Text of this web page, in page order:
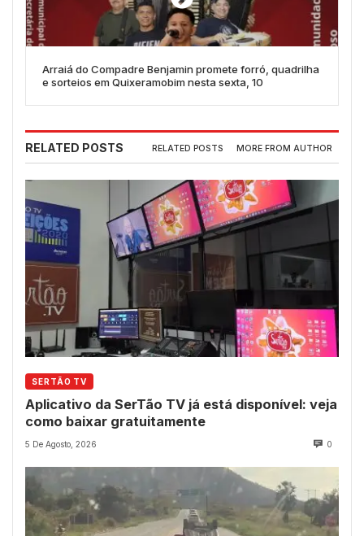
Arraiá do Compadre Benjamin promete forró, quadrilha
e sorteios em Quixeramobim nesta sexta, 10
RELATED POSTS RELATED POSTS MORE FROM AUTHOR
SERTÃO TV
Aplicativo da SerTão TV já está disponível: veja
como baixar gratuitamente
5 De Agosto, 2026 0